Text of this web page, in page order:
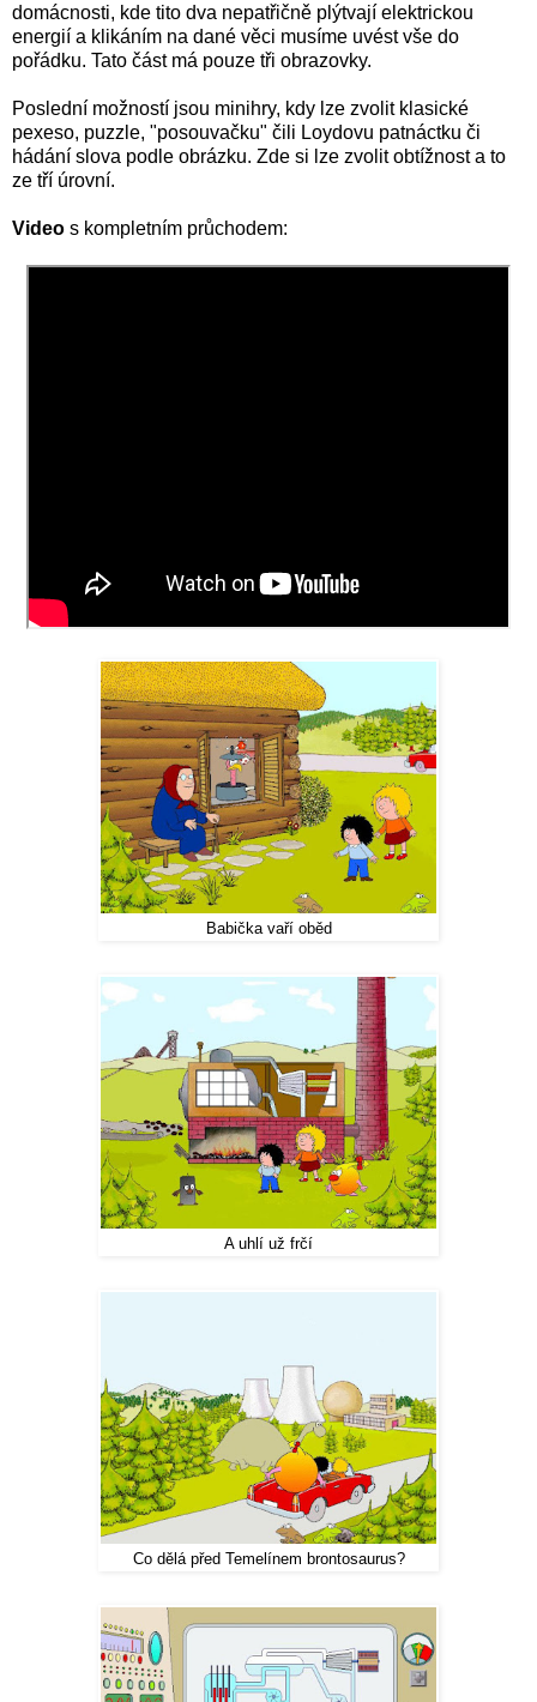
domácnosti, kde tito dva nepatřičně plýtvají elektrickou
energií a klikáním na dané věci musíme uvést vše do
pořádku. Tato část má pouze tři obrazovky.
Poslední možností jsou minihry, kdy lze zvolit klasické
pexeso, puzzle, "posouvačku" čili Loydovu patnáctku či
hádání slova podle obrázku. Zde si lze zvolit obtížnost a to
ze tří úrovní.
Video s kompletním průchodem:
Babička vaří oběd
A uhlí už frčí
Co dělá před Temelínem brontosaurus?